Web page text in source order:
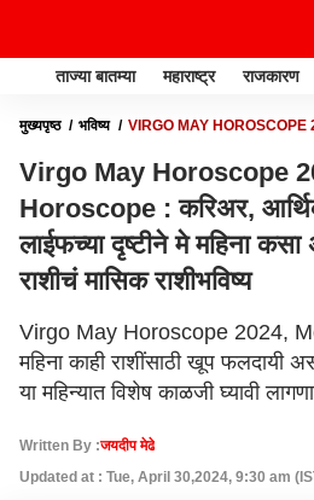
ताज्या बातम्या महाराष्ट्र राजकारण
मुख्यपृष्ठ भविष्य
VIRGO MAY HOROSCOPE
मासिक राशीभविष्य
Virgo May Horoscope
Horoscope : करिअर,
लाईफच्या दृष्टीने मे महिना
राशीचं मासिक राशीभविष्य
Virgo May Horoscope 2024,
महिना काही राशींसाठी खूप फलदायी
या महिन्यात विशेष काळजी घ्यावी
Written By :जयदीप मेढे
Updated at : Tue, April 30,2024, 9:30 am